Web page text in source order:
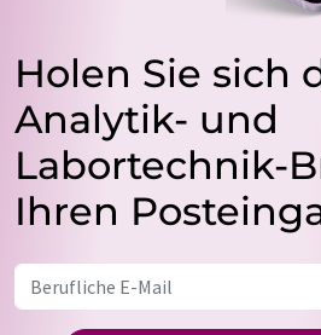
Holen Sie sich
Analytik- und
Labortechnik-
Ihren